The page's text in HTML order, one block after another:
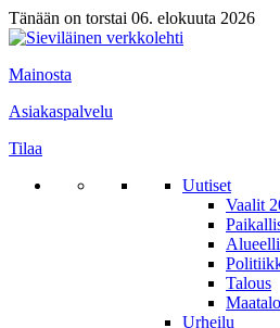
Tänään on torstai 06. elokuuta 2026
Mainosta
Asiakaspalvelu
Tilaa
Uutiset
Vaalit
Talous
Urheilu